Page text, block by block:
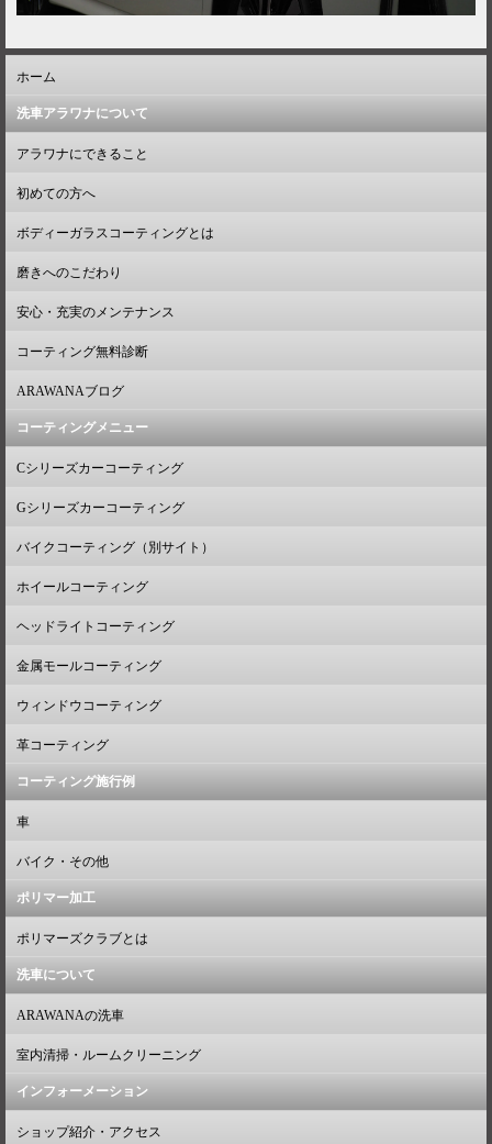
ホーム
洗車アラワナについて
アラワナにできること
初めての方へ
ボディーガラスコーティングとは
磨きへのこだわり
安心・充実のメンテナンス
コーティング無料診断
ARAWANAブログ
コーティングメニュー
Cシリーズカーコーティング
Gシリーズカーコーティング
バイクコーティング（別サイト）
ホイールコーティング
ヘッドライトコーティング
金属モールコーティング
ウィンドウコーティング
革コーティング
コーティング施行例
車
バイク・その他
ポリマー加工
ポリマーズクラブとは
洗車について
ARAWANAの洗車
室内清掃・ルームクリーニング
インフォーメーション
ショップ紹介・アクセス